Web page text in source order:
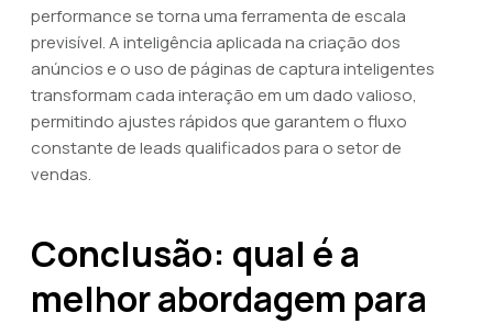
performance se torna uma ferramenta de escala
previsível. A inteligência aplicada na criação dos
anúncios e o uso de páginas de captura inteligentes
transformam cada interação em um dado valioso,
permitindo ajustes rápidos que garantem o fluxo
constante de leads qualificados para o setor de
vendas.
Conclusão: qual é a
melhor abordagem para